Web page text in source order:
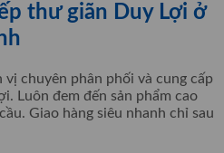
thư giãn Duy Lợi ở
vị chuyên phân phối và cung cấp
Luôn đem đến sản phẩm cao
Giao hàng siêu nhanh chỉ sau